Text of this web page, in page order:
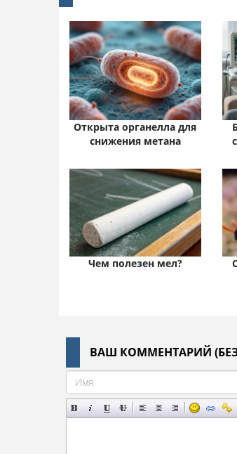
Открыта органелла для
снижения метана
Чем полезен мел?
ВАШ КОММЕНТАРИЙ